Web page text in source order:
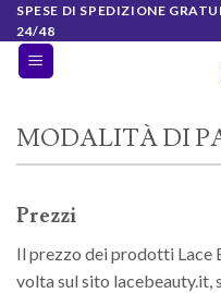
Salta
ai
contenuti
SPESE DI SPEDIZIONE
24/48
MODALITÀ DI
Prezzi
Il prezzo dei prodotti Lace
volta sul sito lacebeauty.it,